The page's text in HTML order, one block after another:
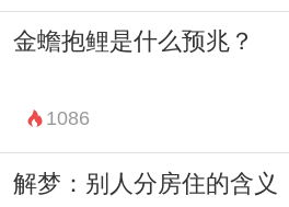
能暗示着我们在生活中
定感；而如果电梯内部
出我们内心的不安和恐惧。
总之，梦见坐电梯下楼并
现，而是一种象征性的表
金蟾抱鲤是什么预兆？
1086
解梦：别人分房住的含义